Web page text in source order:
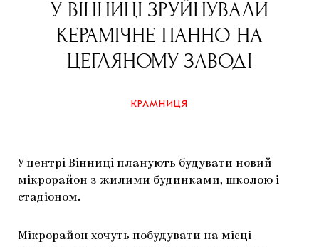
ХУДОЖНИКИ
КУРАТОРИ
РІДНИЙ КРАЙ
ФЕСТИВАЛІ
КОЛЕКЦІЇ
АРТЦЕНТРИ
СТАТТІ
КОНСПЕКТИ
ЗАПАЛЕННЯ
ЯК ПІДТРИМУВАТИ УКРАЇНСЬКЕ МИСТЕЦТВО
МАРІУПОЛЬСЬКІ МАРГІНАЛІЇ
КРАМНИЦЯ
У ВІННИЦІ ЗРУЙНУВАЛИ
КЕРАМІЧНЕ ПАННО НА
ЦЕГЛЯНОМУ ЗАВОДІ
КРАМНИЦЯ
У центрі Вінниці планують будувати новий
мікрорайон з жилими будинками, школою і
стадіоном.
Мікрорайон хочуть побудувати на місці